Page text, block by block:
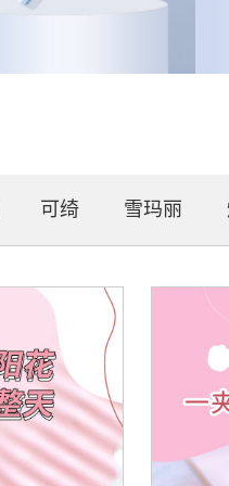
可绮 雪玛丽